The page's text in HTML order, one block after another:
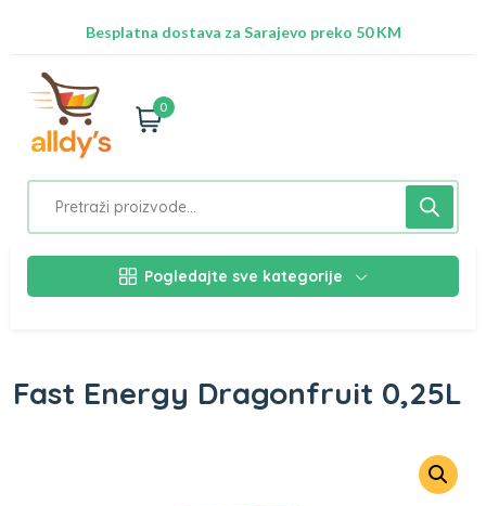
Besplatna dostava za Sarajevo preko 50 KM
0
Pogledajte sve kategorije
Fast Energy Dragonfruit 0,25L